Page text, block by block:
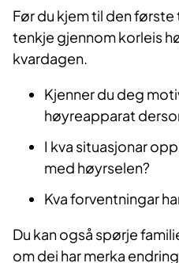
Før du kjem til den
tenkje gjennom korleis
kvardagen.
Kjenner du deg
høyreapparat
I kva situasjonar
med høyrselen?
Kva forventningar
Du kan også spørje
om dei har merka